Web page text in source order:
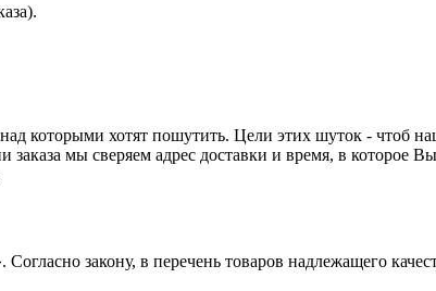
которыми хотят пошутить. Цели этих шуток - чтоб
мы сверяем адрес доставки и время, в которое
закону, в перечень товаров надлежащего